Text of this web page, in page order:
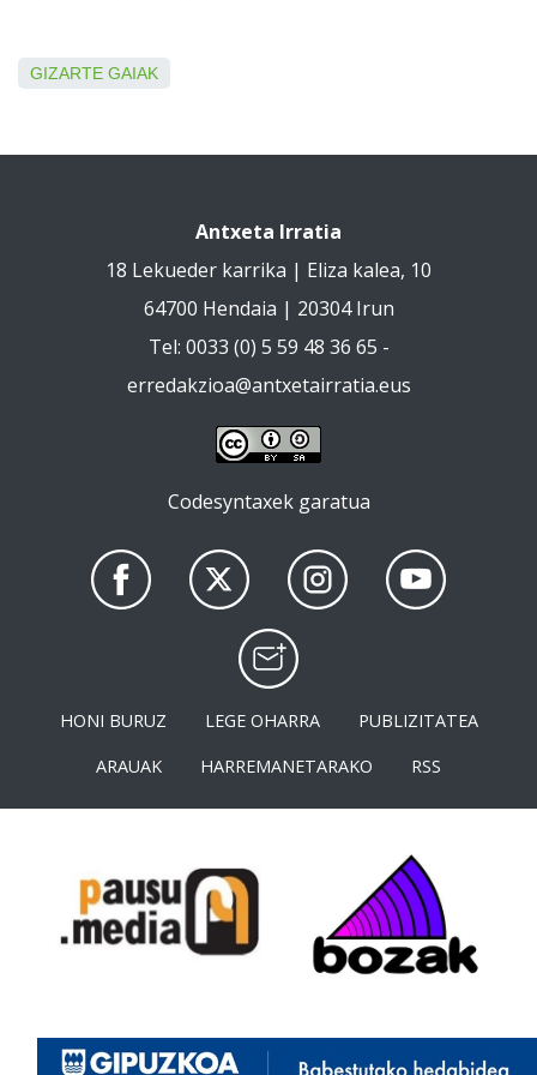
GIZARTE GAIAK
Antxeta Irratia
18 Lekueder karrika | Eliza kalea, 10
64700 Hendaia | 20304 Irun
Tel: 0033 (0) 5 59 48 36 65 -
erredakzioa@antxetairratia.eus
Codesyntaxek garatua
HONI BURUZ LEGE OHARRA
PUBLIZITATEA
ARAUAK
HARREMANETARAKO RSS